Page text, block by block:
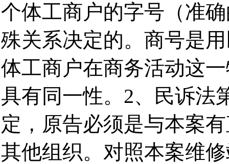
个体工商户的字号（准
殊关系决定的。商号是
体工商户在商务活动这
具有同一性。2、民诉法
定，原告必须是与本案
其他组织。对照本案维